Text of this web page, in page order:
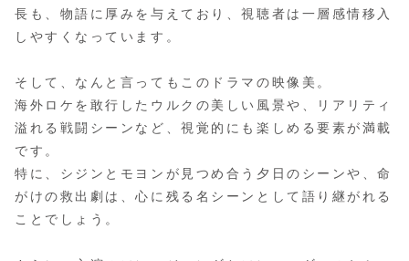
長も、物語に厚みを与えており、視聴者は一層感情移入
しやすくなっています。
そして、なんと言ってもこのドラマの映像美。
海外ロケを敢行したウルクの美しい風景や、リアリティ
溢れる戦闘シーンなど、視覚的にも楽しめる要素が満載
です。
特に、シジンとモヨンが見つめ合う夕日のシーンや、命
がけの救出劇は、心に残る名シーンとして語り継がれる
ことでしょう。